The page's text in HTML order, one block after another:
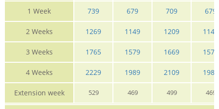
1 Week 739 679 709 679
2 Weeks 1269 1149 1209 1149
3 Weeks 1765 1579 1669 1579
4 Weeks 2229 1989 2109 1989
Extension week 529 469 499 469